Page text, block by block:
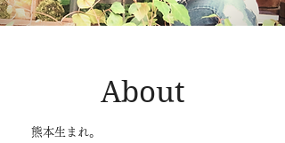
About
熊本生まれ。